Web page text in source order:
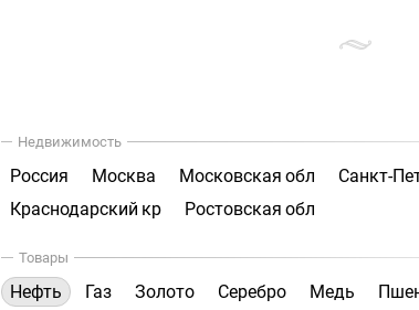
Недвижимость
Россия Москва Московская обл Санкт-
Краснодарский кр
Ростовская обл
Товары
Нефть Газ Золото Серебро Медь